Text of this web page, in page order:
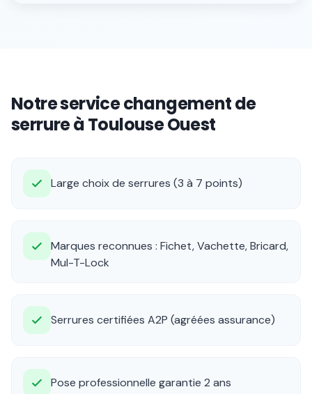
Notre service changement de
serrure à Toulouse Ouest
Large choix de serrures (3 à 7 points)
Marques reconnues : Fichet, Vachette, Bricard,
Mul-T-Lock
Serrures certifiées A2P (agréées assurance)
Pose professionnelle garantie 2 ans